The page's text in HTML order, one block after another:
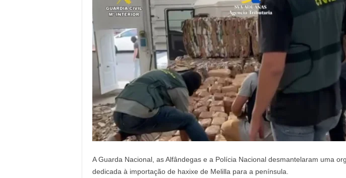
A Guarda Nacional, as Alfândegas e a Polícia Nacional desmantelaram uma
dedicada à importação de haxixe de Melilla para a península.